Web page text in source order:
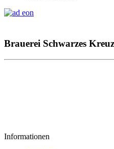
Brauerei Schwarzes
Informationen